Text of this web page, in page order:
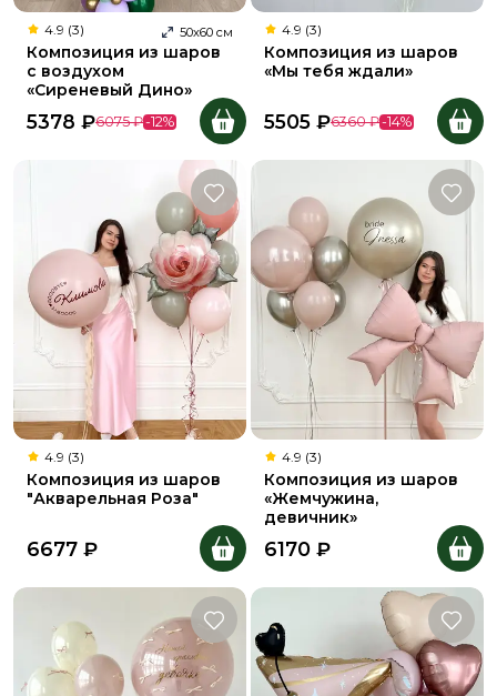
4.9 (3) 50х60 см
Композиция из шаров
с воздухом
«Сиреневый Дино»
5378 ₽6075 ₽-12%
4.9 (3)
Композиция из шаров
«Мы тебя ждали»
5505 ₽6360 ₽-14%
4.9 (3)
Композиция из шаров
"Акварельная Роза"
6677 ₽
4.9 (3)
Композиция из шаров
«Жемчужина,
девичник»
6170 ₽